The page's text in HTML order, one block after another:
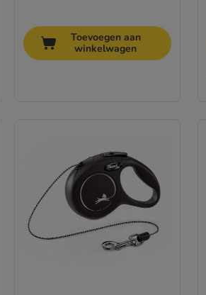
Toevoegen aan
winkelwagen